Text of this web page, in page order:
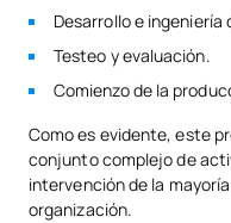
Desarrollo e
Testeo y evaluación.
Comienzo de la
Como es evidente, este
conjunto complejo de
intervención de la
organización.